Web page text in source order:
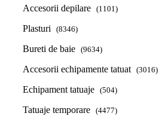
Accesorii depilare (1101)
Plasturi (8346)
Bureti de baie (9634)
Accesorii echipamente tatuat (3016)
Echipament tatuaje (504)
Tatuaje temporare (4477)